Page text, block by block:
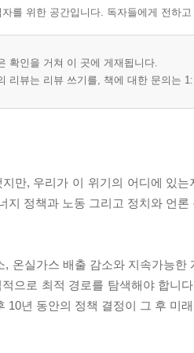
를 위한 공간입니다. 독자들에게 전하
확인을 거쳐 이 곳에 게재됩니다.
리뷰는 리뷰 쓰기를, 책에 대한 문의는
지만, 우리가 이 위기의 어디에 있
지 정책과 노동 그리고 정치와 언
, 온실가스 배출 감소와 지속가능
으로 최적 경로를 탐색해야 합니
10년 동안의 정책 결정이 그 후 미